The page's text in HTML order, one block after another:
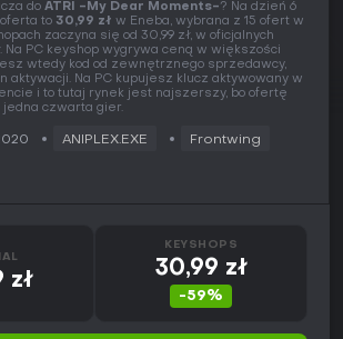
do ATRI -My Dear Moments-? Na dzień 6
to 30,99 zł w Eneba, wybrana z 15 ofert w
zaczyna się od 30,99 zł, w oficjalnych
Na PC keyshop wygrywa ceną w większości
wtedy kod od zewnętrznego sprzedawcy,
aktywacji. Na PC kupujesz klucz aktywowany w
i to tutaj rynek jest najszerszy, bo ofertę
jedna czwarta gier.
ANIPLEX.EXE Frontwing
zł
KEYSHOPS
30,99 zł
-59%